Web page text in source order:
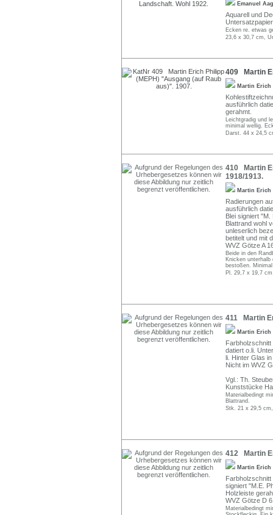
Emanuel
Aquarell und
Ecken re. etwas
23,6 x 30,7 cm,
409 Martin
Martin
ausführlich
gerahmt.
Leichtgradig und
minimal wellig.
Darst. 44 x 24,5
410 Martin
1918/1913.
Martin
Radierungen
ausführlich
Blei signiert
Blattrand wohl
unleserlich
betitelt und mit
WVZ Götze A
Beide in den
Knicken
bestoßen.
Pl. 29,7 x 19,7
411 Martin
Martin
Farbholzschnitt
datiert o.li.
li. Hinter Glas
Nicht im WVZ
Vgl.: Th.
Kunststücke
Materialbedingt
Blattrand.
Stk. 21 x 29,5
412 Martin
Martin
Farbholzschnitt
signiert "M.E.
Holzleiste
WVZ Götze D
Materialbedingt